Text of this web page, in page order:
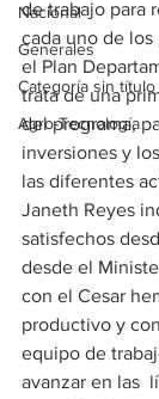
Nacional
Generales
Categoría sin título
Agro-Tecnología
de trabajo para
cada uno de los
el Plan
trata de una
del programa,
inversiones y
las diferentes
Janeth Reyes
satisfechos
desde el
con el Cesar
productivo y
equipo de
avanzar en las